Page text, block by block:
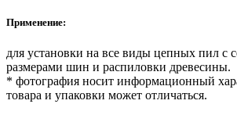
Применение:
для установки на все виды цепных пил с
размерами шин и распиловки древесины.
* фотография носит информационный
товара и упаковки может отличаться.